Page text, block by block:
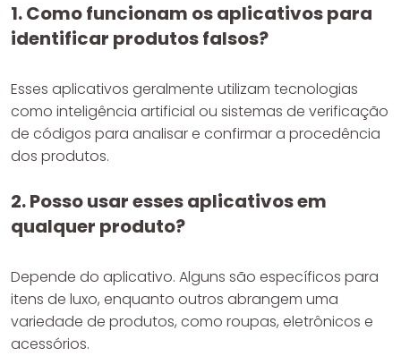
1. Como funcionam os aplicativos para
identificar produtos falsos?
Esses aplicativos geralmente utilizam tecnologias
como inteligência artificial ou sistemas de verificação
de códigos para analisar e confirmar a procedência
dos produtos.
2. Posso usar esses aplicativos em
qualquer produto?
Depende do aplicativo. Alguns são específicos para
itens de luxo, enquanto outros abrangem uma
variedade de produtos, como roupas, eletrônicos e
acessórios.